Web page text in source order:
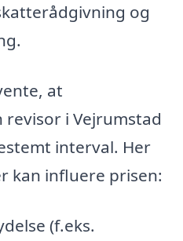
og
at
i Vejrumstad
interval. Her
kan influere prisen:
(f.eks.